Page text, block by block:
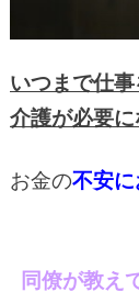
いつまで仕
介護が必要
お金の不安に
同僚が教え